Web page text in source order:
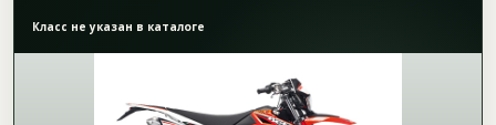
Класс не указан в каталоге